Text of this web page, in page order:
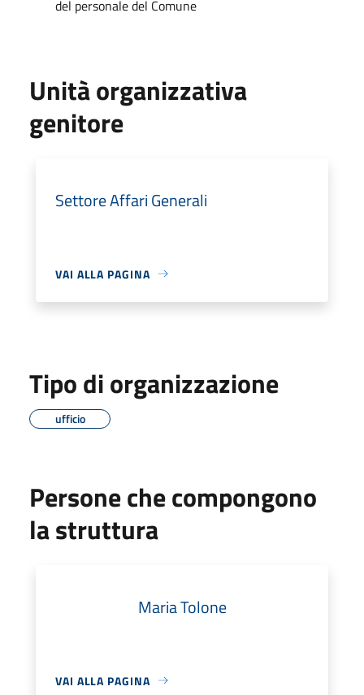
del personale del Comune
Unità organizzativa
genitore
Settore Affari Generali
VAI ALLA PAGINA
Tipo di organizzazione
ufficio
Persone che compongono
la struttura
Maria Tolone
VAI ALLA PAGINA